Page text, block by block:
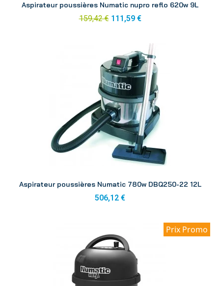
Aspirateur poussières Numatic nupro reflo 620w 9L
159,42 € 111,59 €
Aspirateur poussières Numatic 780w DBQ250-22 12L
506,12 €
Prix Promo